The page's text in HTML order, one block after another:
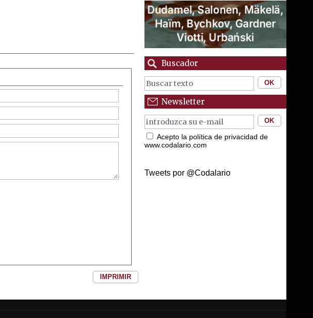
IMPRIMIR
Buscador
Newsletter
Acepto la política de privacidad de
www.codalario.com
Tweets por @Codalario